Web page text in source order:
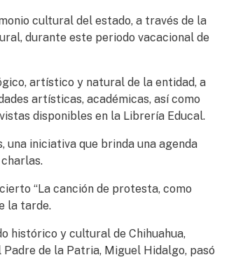
cultural del estado, a través de la
durante este periodo vacacional de
artístico y natural de la entidad, a
artísticas, académicas, así como
disponibles en la Librería Educal.
una iniciativa que brinda una agenda
“La canción de protesta, como
la tarde.
histórico y cultural de Chihuahua,
de la Patria, Miguel Hidalgo, pasó